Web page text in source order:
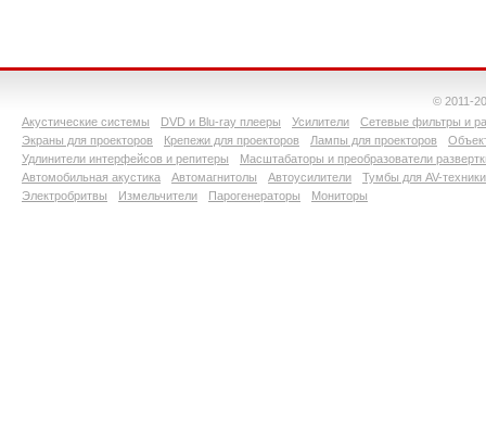
© 2011-
Акустические системы
DVD и Blu-ray плееры Усилители
Сетевые фильтры и
Экраны для проекторов
Крепежи для проекторов Лампы для проекторов
Удлинители интерфейсов и репитеры
Масштабаторы и преобразователи
Автомобильная акустика
Автомагнитолы Автоусилители
Тумбы для AV-техники
Электробритвы
Измельчители Парогенераторы Мониторы